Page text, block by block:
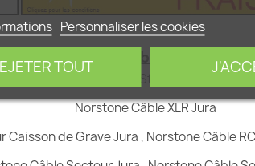
Les autres Câbles Norstone :
Jura
Norstone Câble XLR Jura
Caisson de Grave Jura , Norstone Câble
Personnaliser les cookies
TOUT